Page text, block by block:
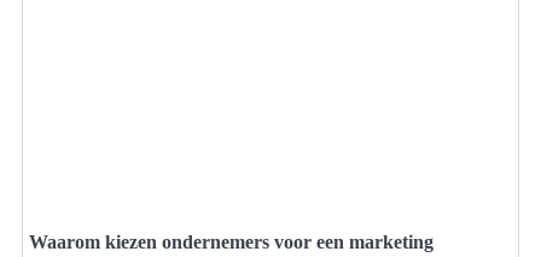
Waarom kiezen ondernemers voor een marketing